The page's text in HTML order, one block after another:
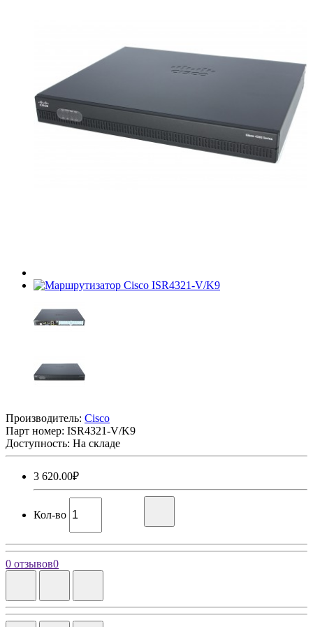
Производитель: Cisco
Парт номер: ISR4321-V/K9
Доступность: На складе
3 620.00₽
Кол-во
0 отзывов0